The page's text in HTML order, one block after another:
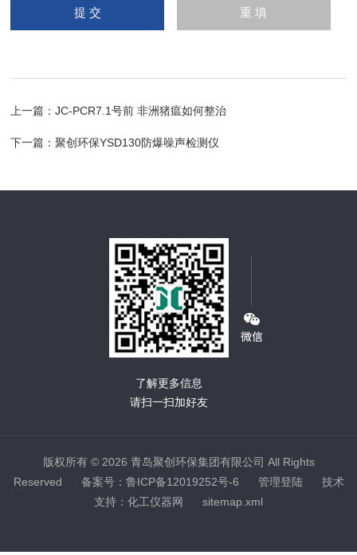
上一篇：JC-PCR7.1号前 非洲猪瘟如何整治
下一篇：聚创环保YSD130防爆噪声检测仪
了解更多信息
请扫一扫加好友
版权所有 © 2026 青岛聚创环保集团有限公司 All Rights
Reserved 备案号：鲁ICP备12019252号-6 管理登陆技术
支持： 化工仪器网 sitemap.xml